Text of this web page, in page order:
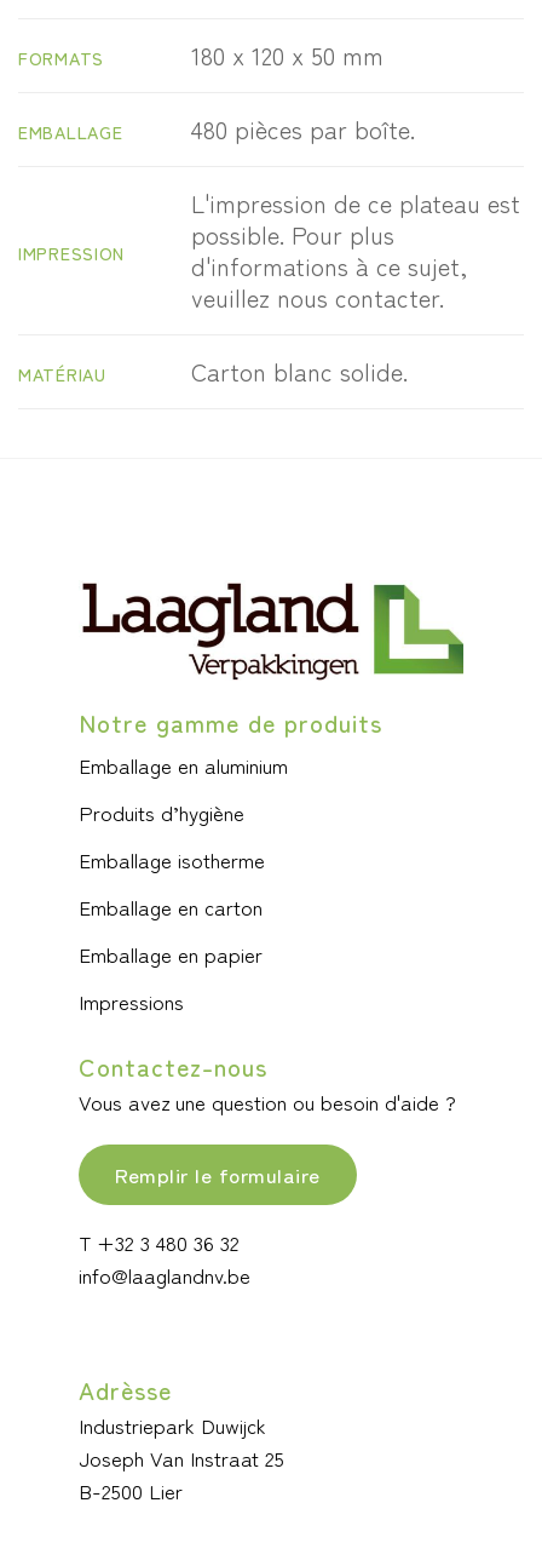
FORMATS 180 x 120 x 50 mm
EMBALLAGE 480 pièces par boîte.
IMPRESSION
L'impression de ce plateau est
possible. Pour plus
d'informations à ce sujet,
veuillez nous contacter.
MATÉRIAU Carton blanc solide.
Notre gamme de produits
Emballage en aluminium
Produits d’hygiène
Emballage isotherme
Emballage en carton
Emballage en papier
Impressions
Contactez-nous
Vous avez une question ou besoin d'aide ?
Remplir le formulaire
T +32 3 480 36 32
info@laaglandnv.be
Adrèsse
Industriepark Duwijck
Joseph Van Instraat 25
B-2500 Lier